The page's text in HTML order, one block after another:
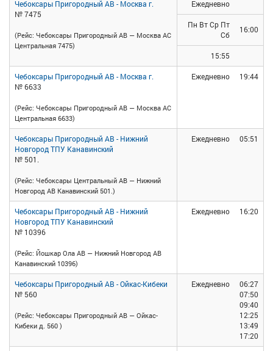
Чебоксары Пригородный АВ - Москва г.
№ 7475
(Рейс: Чебоксары Пригородный АВ — Москва АС
Центральная 7475)
Ежедневно
Пн Вт Ср Пт
Сб
16:00
15:55
Чебоксары Пригородный АВ - Москва г.
№ 6633
(Рейс: Чебоксары Пригородный АВ — Москва АС
Центральная 6633)
Ежедневно 19:44
Чебоксары Пригородный АВ - Нижний
Новгород ТПУ Канавинский
№ 501.
(Рейс: Чебоксары Центральный АВ — Нижний
Новгород АВ Канавинский 501.)
Ежедневно 05:51
Чебоксары Пригородный АВ - Нижний
Новгород ТПУ Канавинский
№ 10396
(Рейс: Йошкар Ола АВ — Нижний Новгород АВ
Канавинский 10396)
Ежедневно 16:20
Чебоксары Пригородный АВ - Ойкас-Кибеки
№ 560
(Рейс: Чебоксары Пригородный АВ — Ойкас-
Кибеки д. 560 )
Ежедневно
06:27
07:50
09:40
12:25
13:49
17:20